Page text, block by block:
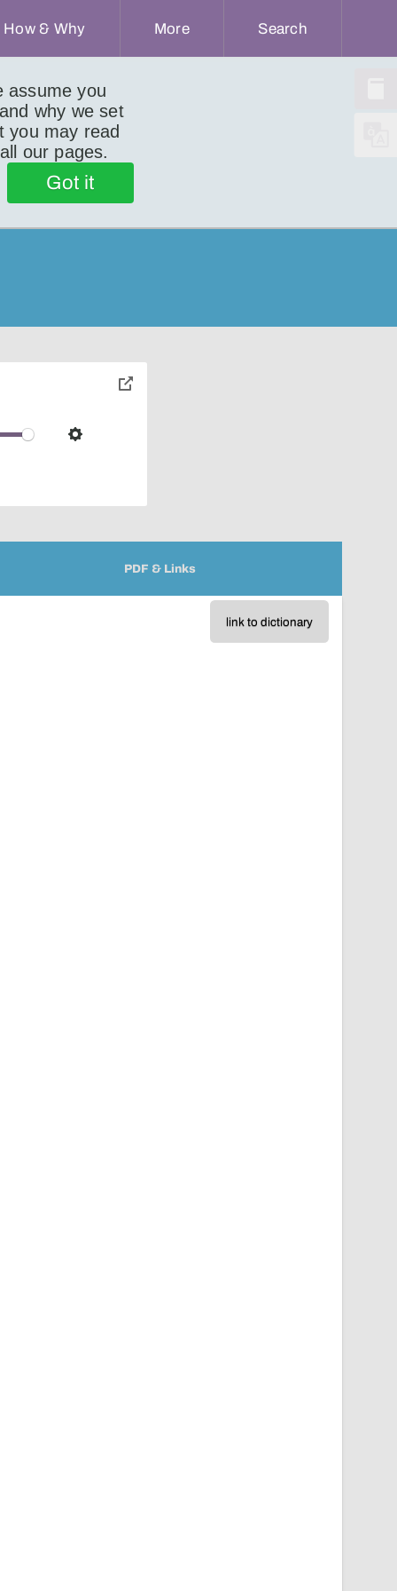
assume you
why we set
you may read
our pages.
Got it
How & Why More Search
Settings
toggle
PDF & Links
link to dictionary